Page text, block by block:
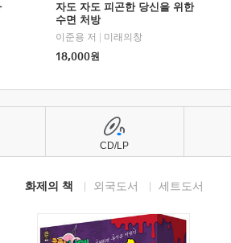
자도 자도 피곤한 당신을 위한
수면 처방
이준용 저
미래의창
18,000원
화제의 책 외국도서 세트도서
CD/LP